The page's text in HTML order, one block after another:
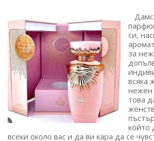
си,
за
всяка
нежен
това
който
всеки около вас и да ви кара да се